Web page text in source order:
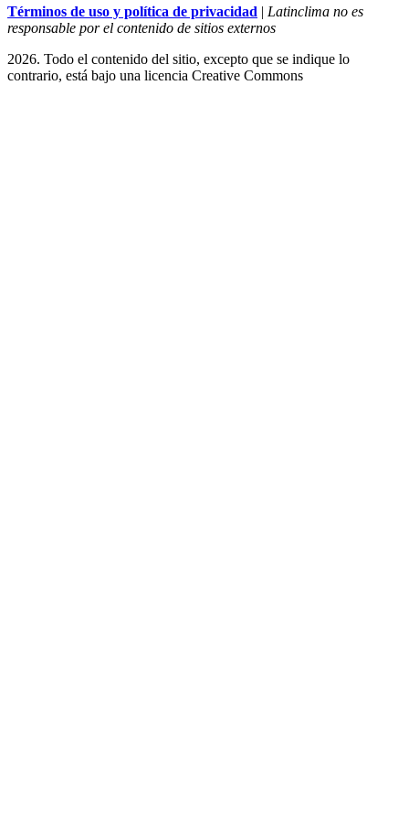
Términos de uso y política de privacidad | Latinclima no es
responsable por el contenido de sitios externos
2026. Todo el contenido del sitio, excepto que se indique lo
contrario, está bajo una licencia Creative Commons